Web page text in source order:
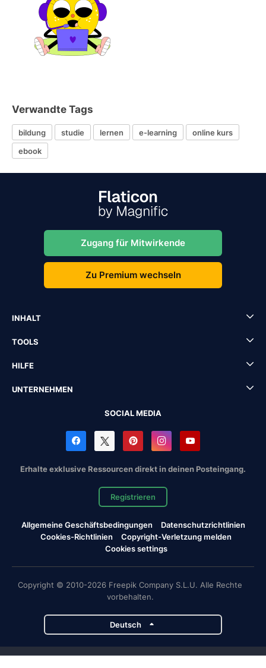
Verwandte Tags
bildung studie lernen e-learning
online kurs
ebook
Zugang für Mitwirkende
Zu Premium wechseln
INHALT
TOOLS
HILFE
UNTERNEHMEN
SOCIAL MEDIA
Erhalte exklusive Ressourcen direkt in deinen Posteingang.
Registrieren
Allgemeine Geschäftsbedingungen
Datenschutzrichtlinien
Cookies-Richtlinien
Copyright-Verletzung melden
Cookies settings
Copyright © 2010-2026 Freepik Company S.L.U. Alle Rechte
vorbehalten.
Deutsch